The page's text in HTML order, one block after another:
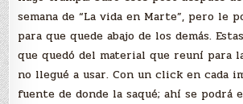
semana de “La vida en Marte”, pero le
para que quede abajo de los demás.
que quedó del material que reuní para
no llegué a usar. Con un click en cada
fuente de donde la saqué; ahí se podrá